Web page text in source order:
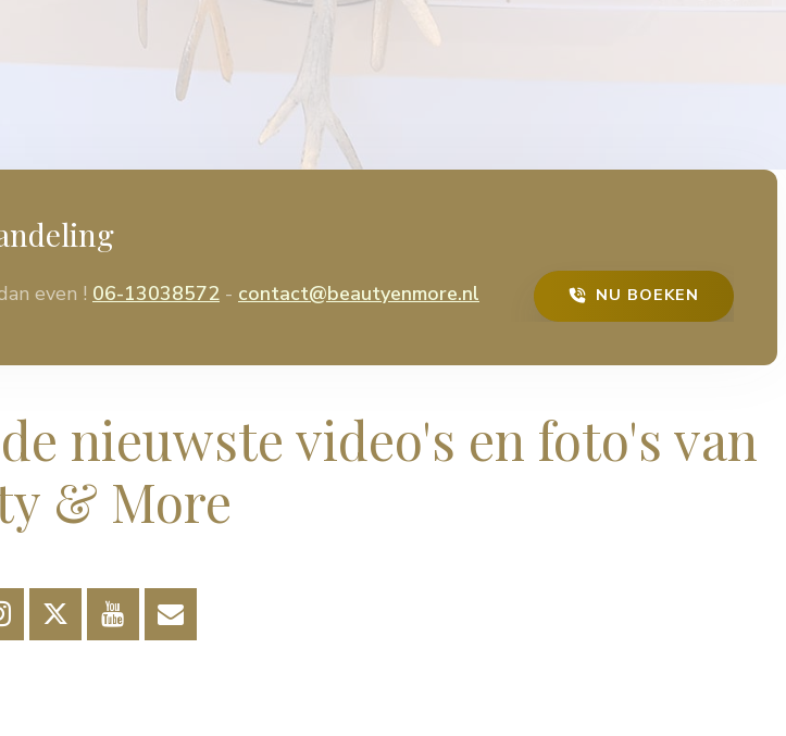
even ! 06-13038572 - contact@beautyenmore.nl NU BOEKEN
nieuwste video's en foto's van
& More